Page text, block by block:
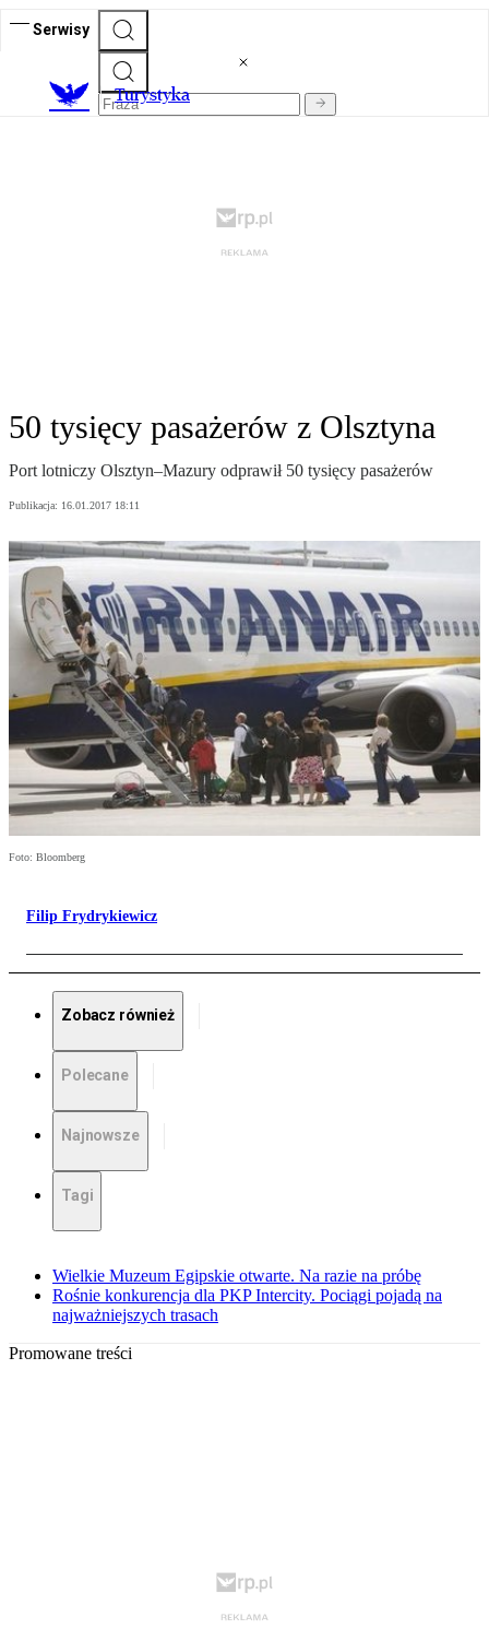
Serwisy
Turystyka
50 tysięcy pasażerów z Olsztyna
Port lotniczy Olsztyn–Mazury odprawił 50 tysięcy pasażerów
Publikacja: 16.01.2017 18:11
Foto: Bloomberg
Filip Frydrykiewicz
Zobacz również
Polecane
Najnowsze
Tagi
Wielkie Muzeum Egipskie otwarte. Na razie na próbę
Rośnie konkurencja dla PKP Intercity. Pociągi pojadą na
najważniejszych trasach
Promowane treści